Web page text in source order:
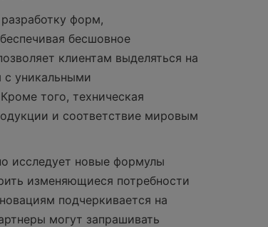
форм,
бесшовное
клиентам выделяться на
с уникальными
того, техническая
и соответствие мировым
исследует новые формулы
изменяющиеся потребности
подчеркивается на
могут запрашивать